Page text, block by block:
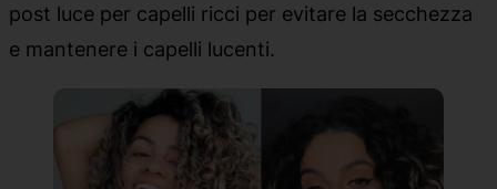
post luce per capelli ricci per evitare la secchezza
e mantenere i capelli lucenti.